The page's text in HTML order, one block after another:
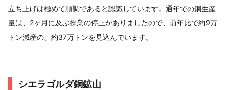
立ち上げは極めて順調であると認識しています。通年での銅生産
量は、2ヶ月に及ぶ操業の停止がありましたので、前年比で約9万
トン減産の、約37万トンを見込んでいます。
シエラゴルダ銅鉱山